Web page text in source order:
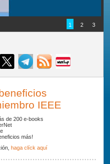
1 2 3
IEEE
de 200 e-books
más!
haga clíck aquí